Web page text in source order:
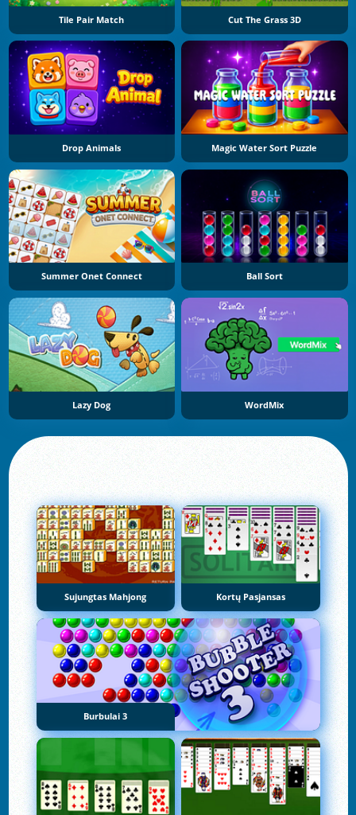
Tile Pair Match Cut The Grass 3D
Drop Animals Magic Water Sort Puzzle
Summer Onet Connect Ball Sort
Lazy Dog WordMix
Sujungtas Mahjong Kortų Pasjansas
Burbulai 3